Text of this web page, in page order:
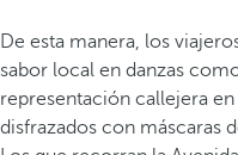
De esta manera, los
sabor local en danzas
representación callejera
disfrazados con máscaras